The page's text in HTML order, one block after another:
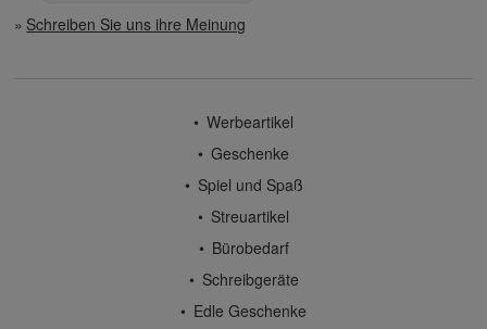
Schreiben Sie uns ihre Meinung
Werbeartikel
Geschenke
Spiel und Spaß
Streuartikel
Bürobedarf
Schreibgeräte
Edle Geschenke